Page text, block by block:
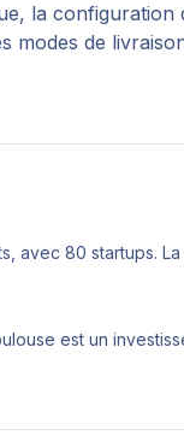
la configuration
modes de
avec 80 startups.
est un